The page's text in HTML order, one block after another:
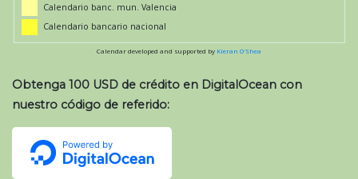
Calendario banc. mun. Valencia
Calendario bancario nacional
Calendar developed and supported by Kieran O'Shea
Obtenga 100 USD de crédito en DigitalOcean con
nuestro código de referido: